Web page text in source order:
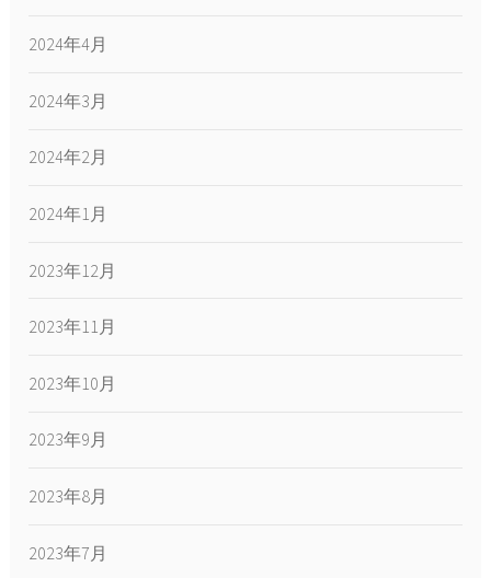
2024年4月
2024年3月
2024年2月
2024年1月
2023年12月
2023年11月
2023年10月
2023年9月
2023年8月
2023年7月